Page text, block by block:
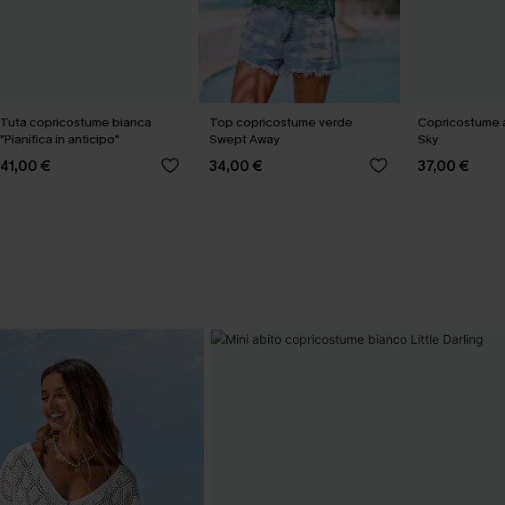
Tuta copricostume bianca
"Pianifica in anticipo"
41,00 €
Top copricostume verde
Swept Away
34,00 €
Copricostume
Sky
37,00 €